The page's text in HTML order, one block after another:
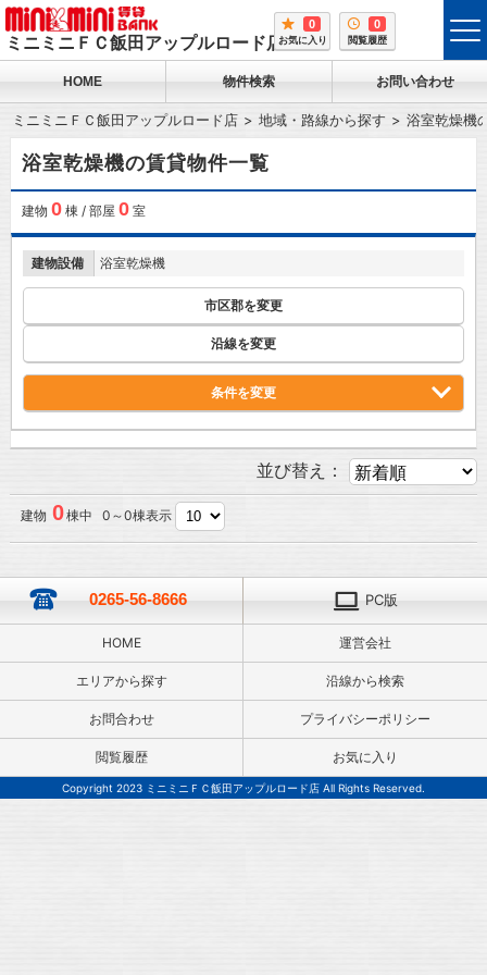
ミニミニＦＣ飯田アップルロード店
0
お気に入り
0
閲覧履歴
HOME 物件検索 お問い合わせ
ミニミニＦＣ飯田アップルロード店 地域・路線から探す 浴室乾燥機
浴室乾燥機の賃貸物件一覧
建物 0棟 / 部屋 0室
建物設備 浴室乾燥機
市区郡を変更
沿線を変更
条件を変更
並び替え：
建物 0棟中 0～0棟表示
0265-56-8666 PC版
HOME 運営会社
エリアから探す 沿線から検索
お問合わせ プライバシーポリシー
閲覧履歴 お気に入り
Copyright 2023 ミニミニＦＣ飯田アップルロード店 All Rights Reserved.